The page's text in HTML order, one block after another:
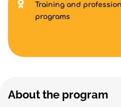
About the program
Training and
programs